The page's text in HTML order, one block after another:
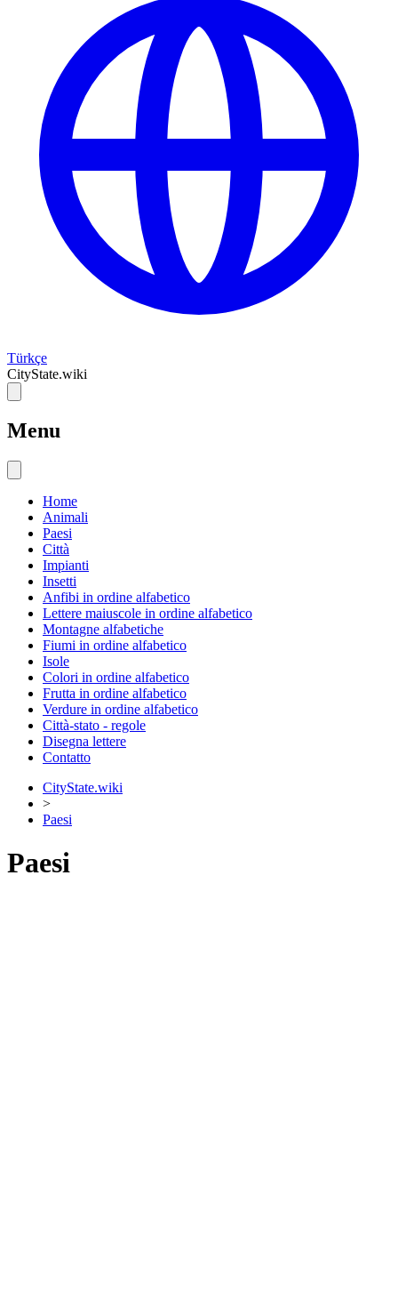
Türkçe
CityState.wiki
Menu
Home
Animali
Paesi
Città
Impianti
Insetti
Anfibi in ordine alfabetico
Lettere maiuscole in ordine alfabetico
Montagne alfabetiche
Fiumi in ordine alfabetico
Isole
Colori in ordine alfabetico
Frutta in ordine alfabetico
Verdure in ordine alfabetico
Città-stato - regole
Disegna lettere
Contatto
CityState.wiki
>
Paesi
Paesi